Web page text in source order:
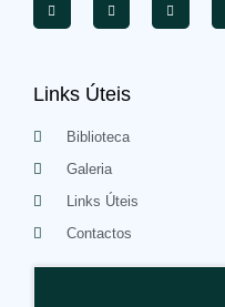
Links Úteis
Biblioteca
Galeria
Links Úteis
Contactos